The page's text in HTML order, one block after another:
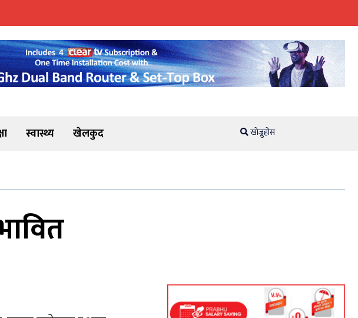
स्वास्थ्य खेलकुद खोज्नुहोस